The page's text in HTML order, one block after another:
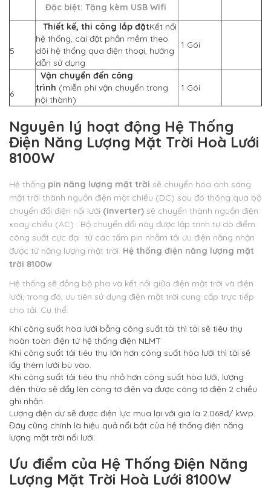
Đặc biệt: Tặng kèm USB Wifi
5
Thiết kế, thi công lắp đặtKết nối
hệ thống, cài đặt phần mềm theo
dõi hệ thống qua điện thoại, hướng
dẫn sử dụng
1 Gói
6
Vận chuyển đến công
trình (miễn phí vận chuyển trong
nội thành)
1 Gói
Nguyên lý hoạt động Hệ Thống
Điện Năng Lượng Mặt Trời Hoà Lưới
8100W
Hệ thống pin năng lượng mặt trời sẽ chuyển hóa ánh sáng
mặt trời thành nguồn điện một chiều (DC) sau đó thông qua bộ
chuyển đổi điện nối lưới (inverter) sẽ chuyển thành nguồn điện
xoay chiều (AC) . Bộ chuyển đổi này được lập trình tự dò điểm
công suất cực đại từ các tấm pin nhằm tối ưu điện năng nhận
được từ năng lượng mặt trời. Hệ thống điện năng lượng mặt
trời 8100w
Hệ thống sẽ đồng bộ pha và kết nối giữa điện mặt trời và điện
lưới; trong đó, ưu tiên sử dụng điện mặt trời cung cấp trực tiếp
cho tải. Cụ thể:
Khi công suất hòa lưới bằng công suất tải thì tải sẽ tiêu thụ
hoàn toàn điện từ hệ thống điện NLMT
Khi công suất tải tiêu thụ lớn hơn công suất hòa lưới thì tải sẽ
lấy thêm lưới bù vào.
Khi công suất tải tiêu thụ nhỏ hơn công suất hòa lưới, lượng
điện thừa sẽ đẩy lên công tơ điện và được công tơ điện 2 chiều
ghi nhận.
Lượng điện dư sẽ được điện lực mua lại với giá là 2.068đ/ kWp.
Đây cũng chính là hiệu quả nổi bật của hệ thống điện năng
lượng mặt trời nối lưới.
Ưu điểm của Hệ Thống Điện Năng
Lượng Mặt Trời Hoà Lưới 8100W